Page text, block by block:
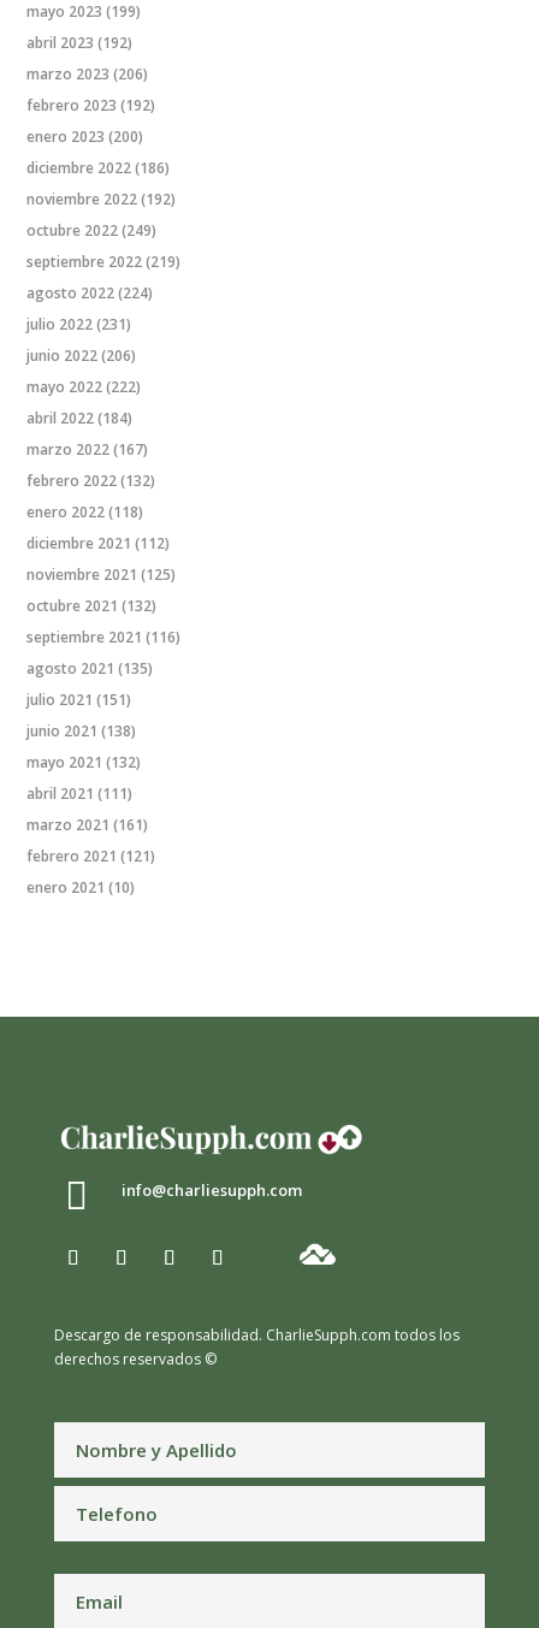
mayo 2023 (199)
abril 2023 (192)
marzo 2023 (206)
febrero 2023 (192)
enero 2023 (200)
diciembre 2022(186)
noviembre 2022(192)
octubre 2022(249)
septiembre 2022(219)
agosto 2022(224)
julio 2022(231)
junio 2022(206)
mayo 2022(222)
abril 2022(184)
marzo 2022(167)
febrero 2022(132)
enero 2022(118)
diciembre 2021 (112)
noviembre 2021 (125)
octubre 2021 (132)
septiembre 2021 (116)
agosto 2021 (135)
julio 2021 (151)
junio 2021 (138)
mayo 2021 (132)
abril 2021 (111)
marzo 2021 (161)
febrero 2021 (121)
enero 2021 (10)
 info@charliesupph.com
Descargo de responsabilidad. CharlieSupph.com todos los
derechos reservados ©